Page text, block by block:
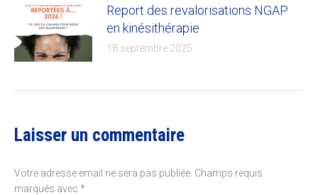
Report des revalorisations NGAP
en kinésithérapie
18 septembre 2025
Laisser un commentaire
Votre adresse email ne sera pas publiée. Champs requis
marqués avec *